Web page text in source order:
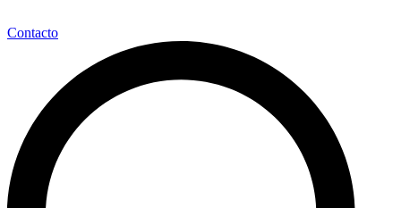
Contacto